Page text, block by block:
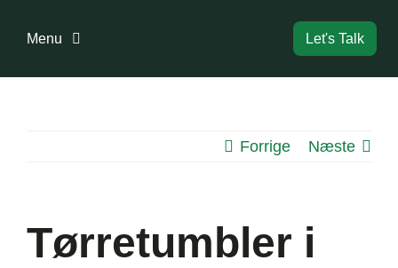
Menu
Bestyrelse
Let's Talk
Forrige Næste
Tørretumbler i